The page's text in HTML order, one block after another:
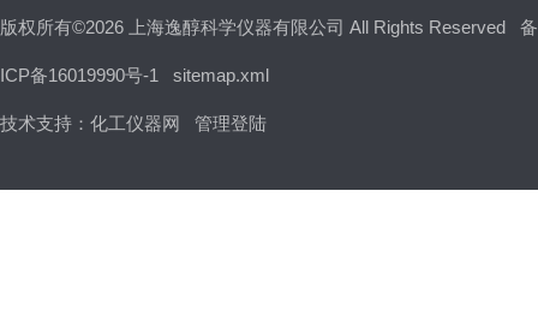
版权所有©2026 上海逸醇科学仪器有限公司 All Rights Reserved
ICP备16019990号-1 sitemap.xml
技术支持： 化工仪器网 管理登陆